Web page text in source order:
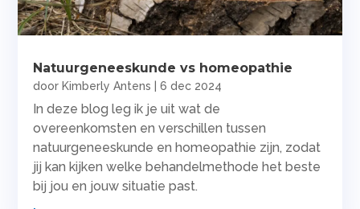
Natuurgeneeskunde vs homeopathie
door Kimberly Antens |6 dec 2024
In deze blog leg ik je uit wat de
overeenkomsten en verschillen tussen
natuurgeneeskunde en homeopathie zijn, zodat
jij kan kijken welke behandelmethode het beste
bij jou en jouw situatie past.